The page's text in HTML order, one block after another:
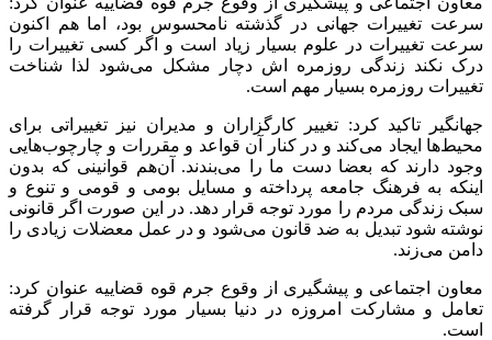
سرعت تغییرات جهانی در گذشته نامحسوس بود، اما هم اکنون
سرعت تغییرات در علوم بسیار زیاد است و اگر کسی تغییرات را
درک نکند زندگی روزمره اش دچار مشکل می‌شود لذا شناخت
تغییرات روزمره بسیار مهم است.
جهانگیر تاکید کرد: تغییر کارگزاران و مدیران نیز تغییراتی برای
محیط‌ها ایجاد می‌کند و در کنار آن قواعد و مقررات و چارچوب‌هایی
وجود دارند که بعضا دست ما را می‌بندند. آن‌هم قوانینی که بدون
اینکه به فرهنگ جامعه پرداخته و مسایل بومی و قومی و تنوع و
سبک زندگی مردم را مورد توجه قرار دهد. در این صورت اگر قانونی
نوشته شود تبدیل به ضد قانون می‌شود و در عمل معضلات زیادی را
دامن می‌زند.
معاون اجتماعی و پیشگیری از وقوع جرم قوه قضاییه عنوان کرد:
تعامل‌ و مشارکت امروزه در دنیا بسیار مورد توجه قرار گرفته
است.